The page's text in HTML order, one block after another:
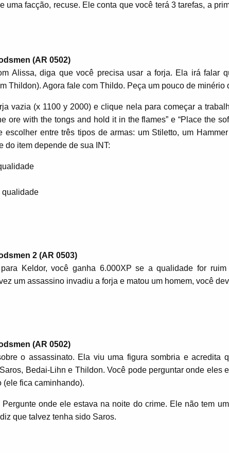
uma facção, recuse. Ele conta que você terá 3 tarefas, a
(AR 0502)
Alissa, diga que você precisa usar a forja. Ela irá falar
Thildon). Agora fale com Thildo. Peça um pouco de minério
vazia (x 1100 y 2000) e clique nela para começar a
ore with the tongs and hold it in the flames” e “Place the
escolher entre três tipos de armas: um Stiletto, um
do item depende de sua INT:
qualidade
2 (AR 0503)
Keldor, você ganha 6.000XP se a qualidade for
um assassino invadiu a forja e matou um homem, você
(AR 0502)
o assassinato. Ela viu uma figura sombria e acredita
Bedai-Lihn e Thildon. Você pode perguntar onde eles
(ele fica caminhando).
Pergunte onde ele estava na noite do crime. Ele não tem
que talvez tenha sido Saros.